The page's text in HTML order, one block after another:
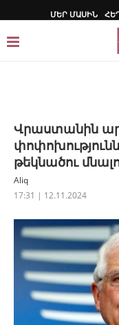
ՄԵՐ ՄԱՍԻՆ
Վրաստանին
թեկնածու
Aliq
17:31 | 12.11.2024